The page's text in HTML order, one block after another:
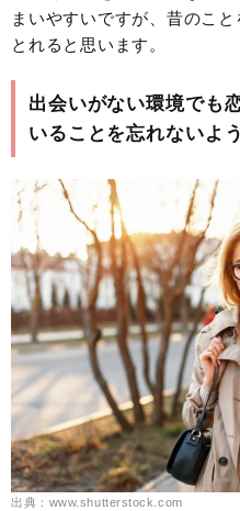
まいやすいですが、昔のこ
とれると思います。
出会いがない環境でも
いることを忘れないよ
出典：www.shutterstock.com